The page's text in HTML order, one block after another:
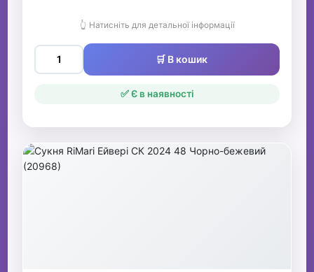
👆 Натисніть для детальної інформації
🛒 В кошик
✅ Є в наявності